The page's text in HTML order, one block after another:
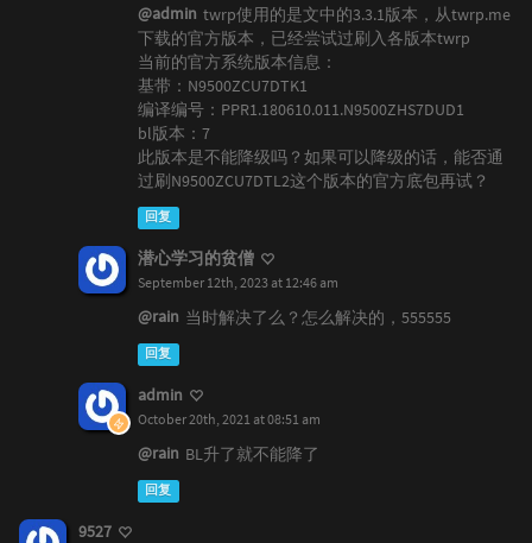
@admin twrp使用的是文中的3.3.1版本，从twrp.me
下载的官方版本，已经尝试过刷入各版本twrp
当前的官方系统版本信息：
基带：N9500ZCU7DTK1
编译编号：PPR1.180610.011.N9500ZHS7DUD1
bl版本：7
此版本是不能降级吗？如果可以降级的话，能否通
过刷N9500ZCU7DTL2这个版本的官方底包再试？
回复
潜心学习的贫僧
September 12th, 2023 at 12:46 am
@rain 当时解决了么？怎么解决的，555555
回复
admin
October 20th, 2021 at 08:51 am
@rain BL升了就不能降了
回复
9527